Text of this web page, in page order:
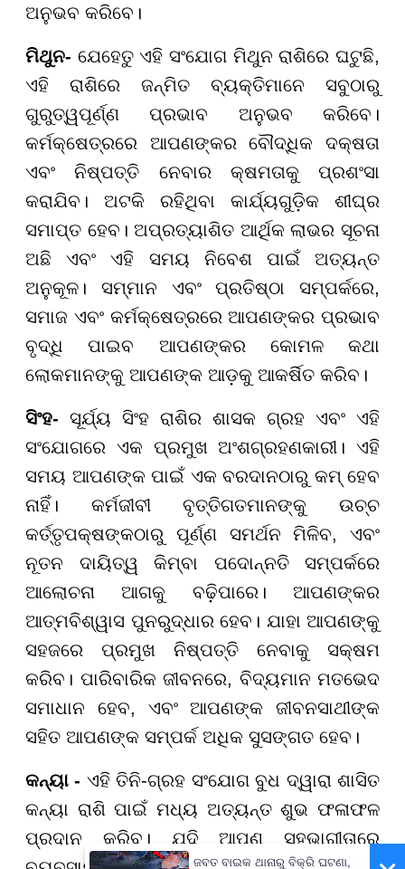
ଅନୁଭବ କରିବେ।
ମିଥୁନ- ଯେହେତୁ ଏହି ସଂଯୋଗ ମିଥୁନ ରାଶିରେ ଘଟୁଛି,
ଏହି ରାଶିରେ ଜନ୍ମିତ ବ୍ୟକ୍ତିମାନେ ସବୁଠାରୁ
ଗୁରୁତ୍ୱପୂର୍ଣ୍ଣ ପ୍ରଭାବ ଅନୁଭବ କରିବେ।
କର୍ମକ୍ଷେତ୍ରରେ ଆପଣଙ୍କର ବୌଦ୍ଧିକ ଦକ୍ଷତା
ଏବଂ ନିଷ୍ପତ୍ତି ନେବାର କ୍ଷମତାକୁ ପ୍ରଶଂସା
କରାଯିବ। ଅଟକି ରହିଥିବା କାର୍ଯ୍ୟଗୁଡ଼ିକ ଶୀଘ୍ର
ସମାପ୍ତ ହେବ। ଅପ୍ରତ୍ୟାଶିତ ଆର୍ଥିକ ଲାଭର ସୂଚନା
ଅଛି ଏବଂ ଏହି ସମୟ ନିବେଶ ପାଇଁ ଅତ୍ୟନ୍ତ
ଅନୁକୂଳ। ସମ୍ମାନ ଏବଂ ପ୍ରତିଷ୍ଠା ସମ୍ପର୍କରେ,
ସମାଜ ଏବଂ କର୍ମକ୍ଷେତ୍ରରେ ଆପଣଙ୍କର ପ୍ରଭାବ
ବୃଦ୍ଧି ପାଇବ ଆପଣଙ୍କର କୋମଳ କଥା
ଲୋକମାନଙ୍କୁ ଆପଣଙ୍କ ଆଡ଼କୁ ଆକର୍ଷିତ କରିବ।
ସିଂହ- ସୂର୍ଯ୍ୟ ସିଂହ ରାଶିର ଶାସକ ଗ୍ରହ ଏବଂ ଏହି
ସଂଯୋଗରେ ଏକ ପ୍ରମୁଖ ଅଂଶଗ୍ରହଣକାରୀ। ଏହି
ସମୟ ଆପଣଙ୍କ ପାଇଁ ଏକ ବରଦାନଠାରୁ କମ୍ ହେବ
ନାହିଁ। କର୍ମଜୀବୀ ବୃତ୍ତିଗତମାନଙ୍କୁ ଉଚ୍ଚ
କର୍ତ୍ତୃପକ୍ଷଙ୍କଠାରୁ ପୂର୍ଣ୍ଣ ସମର୍ଥନ ମିଳିବ, ଏବଂ
ନୂତନ ଦାୟିତ୍ୱ କିମ୍ବା ପଦୋନ୍ନତି ସମ୍ପର୍କରେ
ଆଲୋଚନା ଆଗକୁ ବଢ଼ିପାରେ। ଆପଣଙ୍କର
ଆତ୍ମବିଶ୍ୱାସ ପୁନରୁଦ୍ଧାର ହେବ। ଯାହା ଆପଣଙ୍କୁ
ସହଜରେ ପ୍ରମୁଖ ନିଷ୍ପତ୍ତି ନେବାକୁ ସକ୍ଷମ
କରିବ। ପାରିବାରିକ ଜୀବନରେ, ବିଦ୍ୟମାନ ମତଭେଦ
ସମାଧାନ ହେବ, ଏବଂ ଆପଣଙ୍କ ଜୀବନସାଥୀଙ୍କ
ସହିତ ଆପଣଙ୍କ ସମ୍ପର୍କ ଅଧିକ ସୁସଙ୍ଗତ ହେବ।
କନ୍ୟା - ଏହି ତିନି-ଗ୍ରହ ସଂଯୋଗ ବୁଧ ଦ୍ୱାରା ଶାସିତ
କନ୍ୟା ରାଶି ପାଇଁ ମଧ୍ୟ ଅତ୍ୟନ୍ତ ଶୁଭ ଫଳାଫଳ
ପ୍ରଦାନ କରିବ। ଯଦି ଆପଣ ସହଭାଗୀତାରେ
ଜବତ ବାଇକ ଥାନାରୁ ବିକ୍ରି ଘଟଣା,